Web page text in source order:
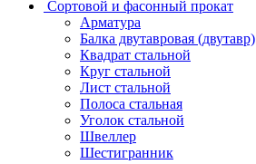
Сортовой и фасонный прокат
Арматура
Балка двутавровая (двутавр)
Квадрат стальной
Круг стальной
Лист стальной
Полоса стальная
Уголок стальной
Швеллер
Шестигранник